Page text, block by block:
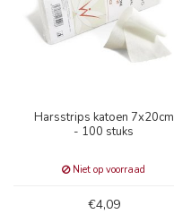
Harsstrips katoen 7x20cm
- 100 stuks
Niet op voorraad
€4,09